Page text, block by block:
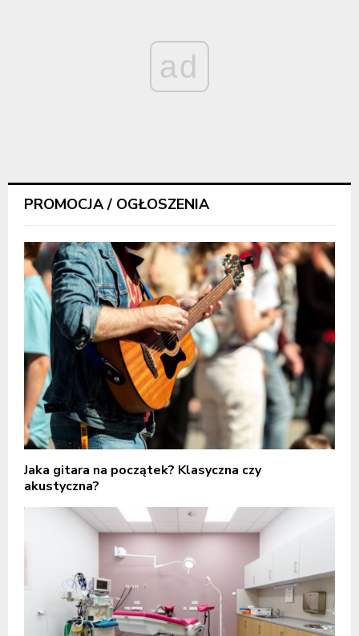
ad
PROMOCJA / OGŁOSZENIA
Jaka gitara na początek? Klasyczna czy
akustyczna?